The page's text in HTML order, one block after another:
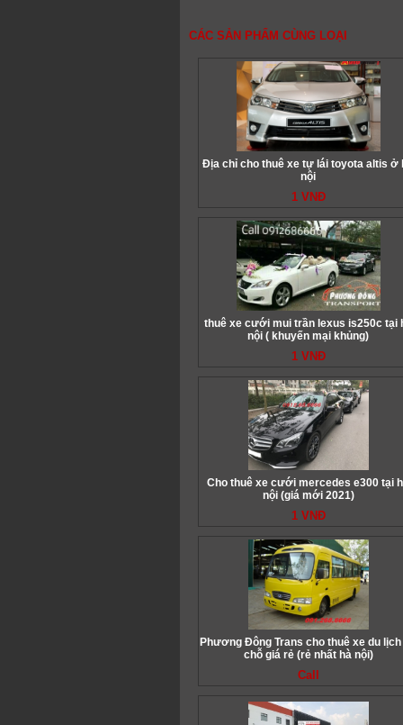
CÁC SẢN PHẨM CÙNG LOẠI
Địa chỉ cho thuê xe tự lái toyota altis ở
nội
1 VNĐ
thuê xe cưới mui trần lexus is250c tại
nội ( khuyến mại khủng)
1 VNĐ
Cho thuê xe cưới mercedes e300 tại
nội (giá mới 2021)
1 VNĐ
Phương Đông Trans cho thuê xe du
chỗ giá rẻ (rẻ nhất hà nội)
Call